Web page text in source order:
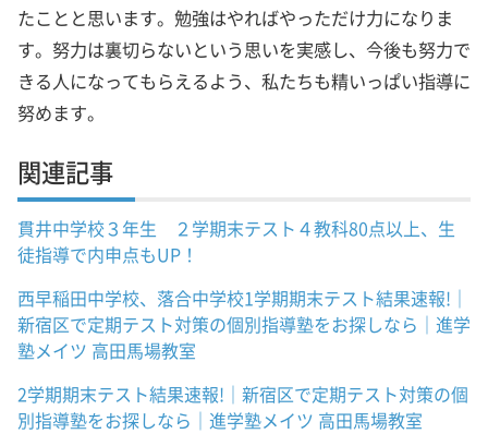
たことと思います。勉強はやればやっただけ力になりま
す。努力は裏切らないという思いを実感し、今後も努力で
きる人になってもらえるよう、私たちも精いっぱい指導に
努めます。
関連記事
貫井中学校３年生 ２学期末テスト４教科80点以上、生
徒指導で内申点もUP！
西早稲田中学校、落合中学校1学期期末テスト結果速報!｜
新宿区で定期テスト対策の個別指導塾をお探しなら｜進学
塾メイツ 高田馬場教室
2学期期末テスト結果速報!｜新宿区で定期テスト対策の個
別指導塾をお探しなら｜進学塾メイツ 高田馬場教室